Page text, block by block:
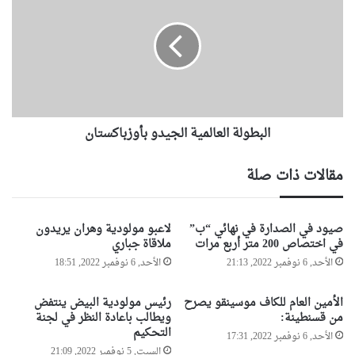
ا
ل
ن
ل
ا
ل
س
ا
ف
ل
م
ي
ا
ل
ج
د
و
ب
البطولة العالمية الجيدو بأوزباكستان
مقالات ذات صلة
صيود في الصدارة في نهائي “ب”
في اختصاص 200 متر أربع مرات
الأحد, 6 نوفمبر 2022, 21:13
لاعبو مولودية وهران يريدون
ملاقاة جباري
الأحد, 6 نوفمبر 2022, 18:51
الأمين العام للكاف موسينقو يصرح
من قسنطينة:
الأحد, 6 نوفمبر 2022, 17:31
رئيس مولودية البيض ينتفض
ويطالب باعادة النظر في لجنة
التحكيم